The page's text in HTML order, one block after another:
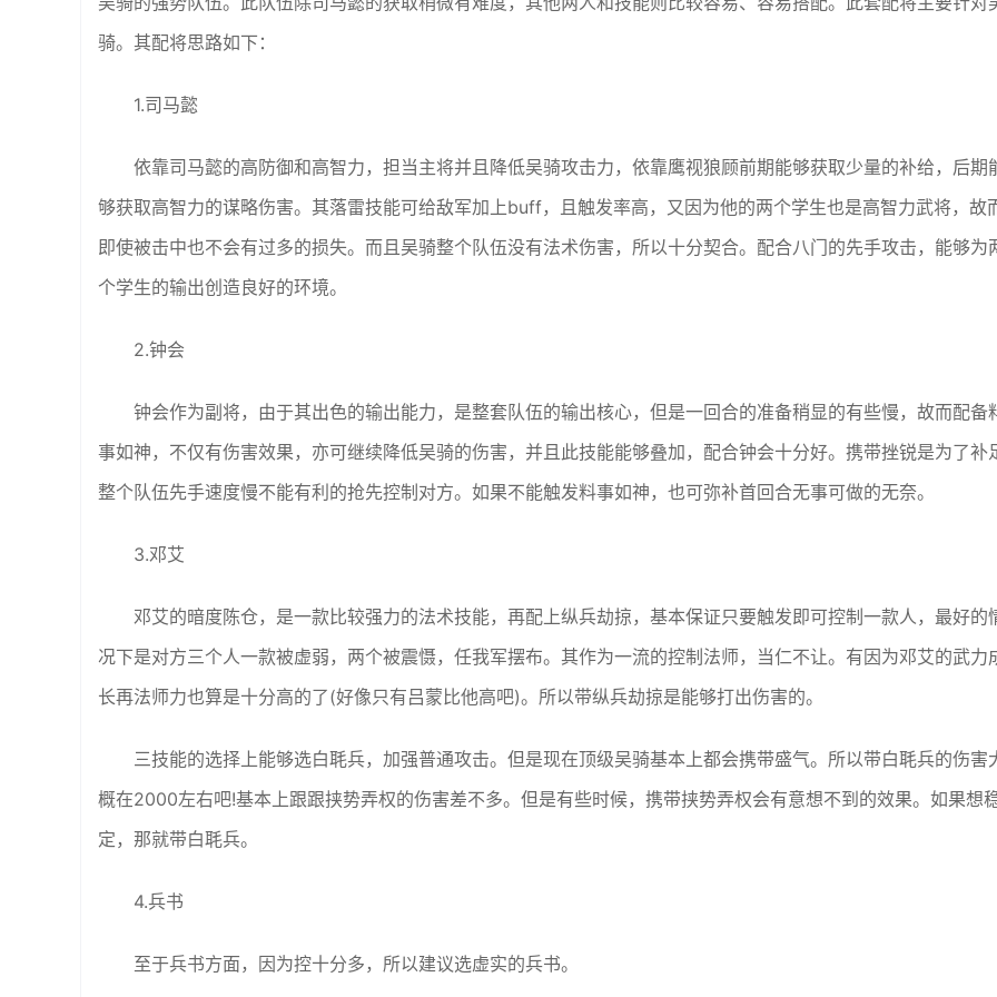
骑。其配将思路如下：
1.司马懿
依靠司马懿的高防御和高智力，担当主将并且降低吴骑攻击力，依靠鹰视狼顾前期能够获取少量的补给，后期
够获取高智力的谋略伤害。其落雷技能可给敌军加上buff，且触发率高，又因为他的两个学生也是高智力武将，故
即使被击中也不会有过多的损失。而且吴骑整个队伍没有法术伤害，所以十分契合。配合八门的先手攻击，能够为
个学生的输出创造良好的环境。
2.钟会
钟会作为副将，由于其出色的输出能力，是整套队伍的输出核心，但是一回合的准备稍显的有些慢，故而配备
事如神，不仅有伤害效果，亦可继续降低吴骑的伤害，并且此技能能够叠加，配合钟会十分好。携带挫锐是为了补
整个队伍先手速度慢不能有利的抢先控制对方。如果不能触发料事如神，也可弥补首回合无事可做的无奈。
3.邓艾
邓艾的暗度陈仓，是一款比较强力的法术技能，再配上纵兵劫掠，基本保证只要触发即可控制一款人，最好的
况下是对方三个人一款被虚弱，两个被震慑，任我军摆布。其作为一流的控制法师，当仁不让。有因为邓艾的武力
长再法师力也算是十分高的了(好像只有吕蒙比他高吧)。所以带纵兵劫掠是能够打出伤害的。
三技能的选择上能够选白毦兵，加强普通攻击。但是现在顶级吴骑基本上都会携带盛气。所以带白毦兵的伤害
概在2000左右吧!基本上跟跟挟势弄权的伤害差不多。但是有些时候，携带挟势弄权会有意想不到的效果。如果想
定，那就带白毦兵。
4.兵书
至于兵书方面，因为控十分多，所以建议选虚实的兵书。